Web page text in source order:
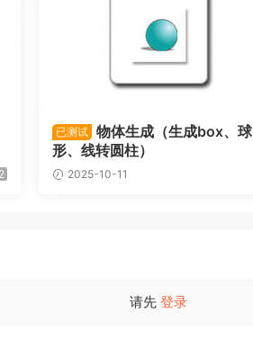
2
已测试
物体生成（生成box、球
形、线转圆柱）
2025-10-11
请先 登录